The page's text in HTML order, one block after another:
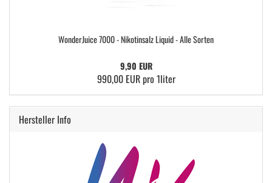
WonderJuice 7000 - Nikotinsalz Liquid - Alle Sorten
9,90 EUR
990,00 EUR pro 1liter
Hersteller Info